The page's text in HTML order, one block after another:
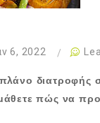
6, 2022
πώς να